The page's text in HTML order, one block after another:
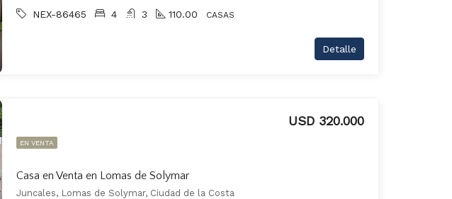
NEX-86465 4 3 110.00 CASAS
Detalle
EN VENTA
Casa en Venta en Lomas de Solymar
USD 320.000
Juncales, Lomas de Solymar, Ciudad de la Costa